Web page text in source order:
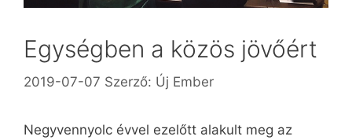
Egységben a közös jövőért
2019-07-07 Szerző: Új Ember
Negyvennyolc évvel ezelőtt alakult meg az